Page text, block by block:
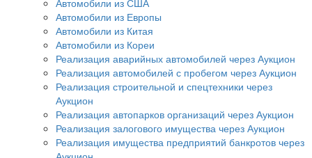
Автомобили из США
Автомобили из Европы
Автомобили из Китая
Автомобили из Кореи
Реализация аварийных автомобилей через Аукцион
Реализация автомобилей с пробегом через Аукцион
Реализация строительной и спецтехники через
Аукцион
Реализация автопарков организаций через Аукцион
Реализация залогового имущества через Аукцион
Реализация имущества предприятий банкротов через